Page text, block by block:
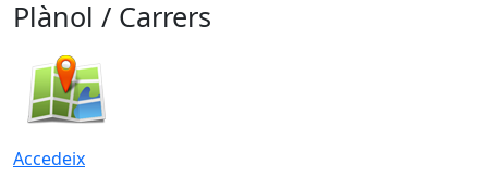
Plànol / Carrers
Accedeix